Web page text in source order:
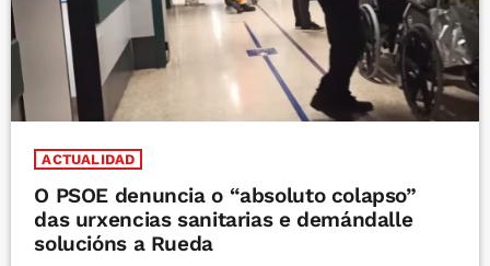
ACTUALIDAD
O PSOE denuncia o “absoluto colapso”
das urxencias sanitarias e demándalle
solucións a Rueda